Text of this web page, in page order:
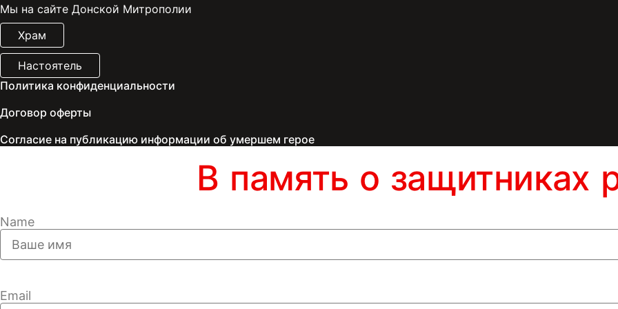
Мы на сайте Донской Митрополии
Храм
Настоятель
Политика конфиденциальности
Договор оферты
Согласие на публикацию информации об умершем герое
В память о защитниках
Name
Email